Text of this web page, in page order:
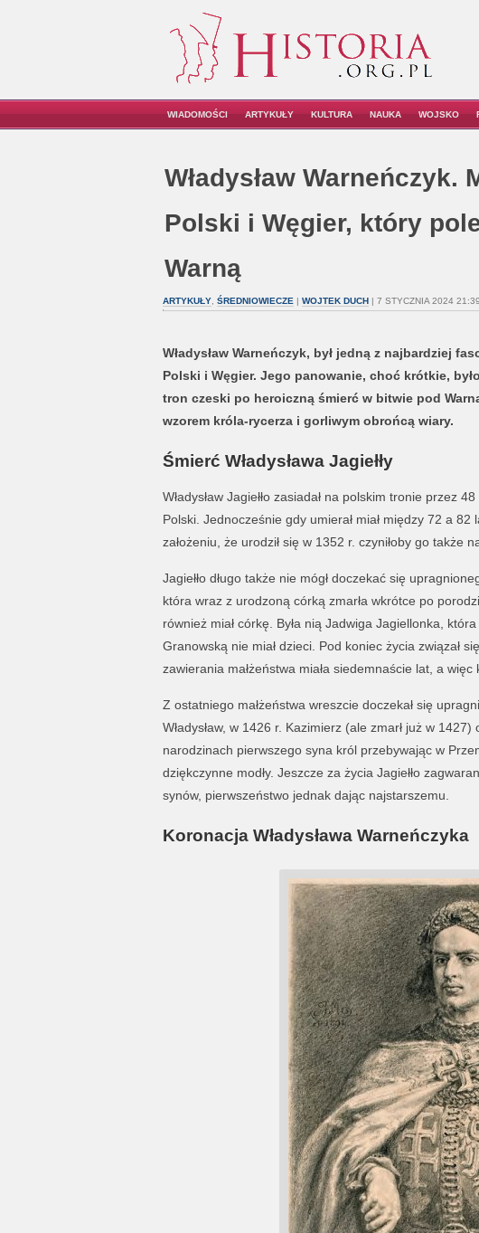
WIADOMOŚCI ARTYKUŁY KULTURA NAUKA WOJSKO
Władysław Warneńczyk.
Polski i Węgier, który
Warną
ARTYKUŁY, ŚREDNIOWIECZE | WOJTEK DUCH| 7 STYCZNIA 2024 21:39
Władysław Warneńczyk, był jedną z najbardziej
Polski i Węgier. Jego panowanie, choć krótkie,
tron czeski po heroiczną śmierć w bitwie pod
wzorem króla-rycerza i gorliwym obrońcą wiary.
Śmierć Władysława Jagiełły
Władysław Jagiełło zasiadał na polskim tronie przez
Polski. Jednocześnie gdy umierał miał między 72 a
założeniu, że urodził się w 1352 r. czyniłoby go także
Jagiełło długo także nie mógł doczekać się
która wraz z urodzoną córką zmarła wkrótce po
również miał córkę. Była nią Jadwiga Jagiellonka,
Granowską nie miał dzieci. Pod koniec życia związał
zawierania małżeństwa miała siedemnaście lat, a więc
Z ostatniego małżeństwa wreszcie doczekał się
Władysław, w 1426 r. Kazimierz (ale zmarł już w
narodzinach pierwszego syna król przebywając w
dziękczynne modły. Jeszcze za życia Jagiełło
synów, pierwszeństwo jednak dając najstarszemu.
Koronacja Władysława Warneńczyka